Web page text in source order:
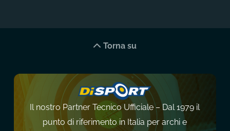
Torna su
Il nostro Partner Tecnico Ufficiale – Dal 1979 il
punto di riferimento in Italia per archi e